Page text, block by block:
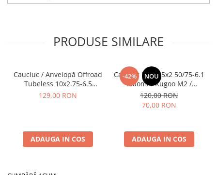
PRODUSE SIMILARE
Cauciuc / Anvelopă Offroad
Tubeless 10x2.75-6.5
KuKirin G2/G2 Master 2025
129,00 RON
ADAUGA IN COS
-42% NOU
Cauciuc Plin 8.5x2 50/75-6.1
Xiaomi / Kugoo M2 /
Ducati/Evergreen/Motus/
120,00 RON
70,00 RON
ADAUGA IN COS